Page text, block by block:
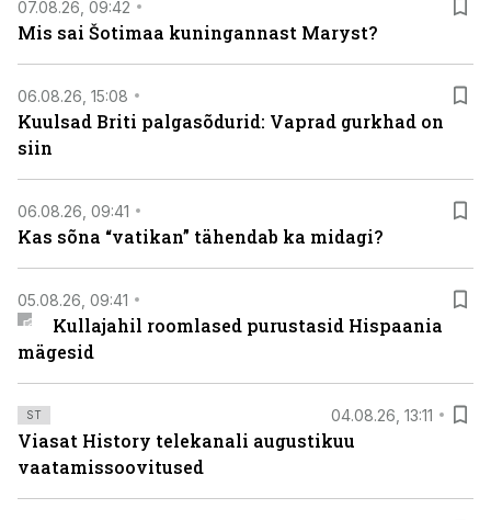
07.08.26, 09:42
Mis sai Šotimaa kuningannast Maryst?
06.08.26, 15:08
Kuulsad Briti palgasõdurid: Vaprad gurkhad on
siin
06.08.26, 09:41
Kas sõna “vatikan” tähendab ka midagi?
05.08.26, 09:41
Kullajahil roomlased purustasid Hispaania
mägesid
ST 04.08.26, 13:11
Viasat History telekanali augustikuu
vaatamissoovitused